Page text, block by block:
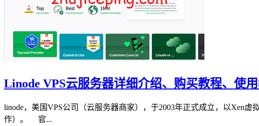
Linode VPS云服务器详细介绍、购买教程、使
linode，美国VPS公司（云服务器商家），于2003年正式成立，以Xen
作）。 官...